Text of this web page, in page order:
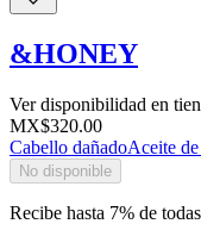
&HONEY
Ver disponibilidad en
MX$320.00
Cabello dañadoAceite
No disponible
Recibe hasta 7% de